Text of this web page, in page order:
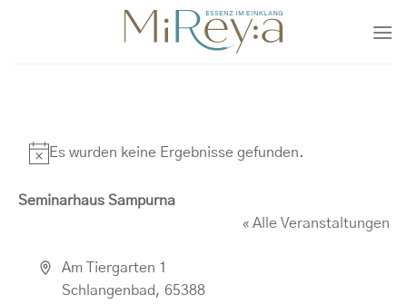
Hinweis
Es wurden keine Ergebnisse gefunden.
Seminarhaus Sampurna
« Alle Veranstaltungen
Adresse
Am Tiergarten 1
Schlangenbad , 65388